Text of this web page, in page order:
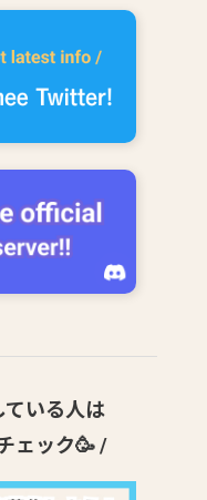
いる人は
ェック🥳 /